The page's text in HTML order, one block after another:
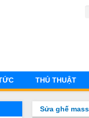
THỦ THUẬT
Sửa ghế